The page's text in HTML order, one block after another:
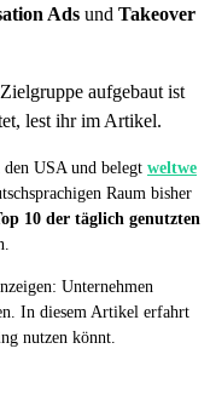
Ads und Takeover
aufgebaut ist
lest ihr im Artikel.
den USA und belegt weltwe
Raum bisher
10 der täglich genutzten
Unternehmen
In diesem Artikel erfahrt
nutzen könnt.